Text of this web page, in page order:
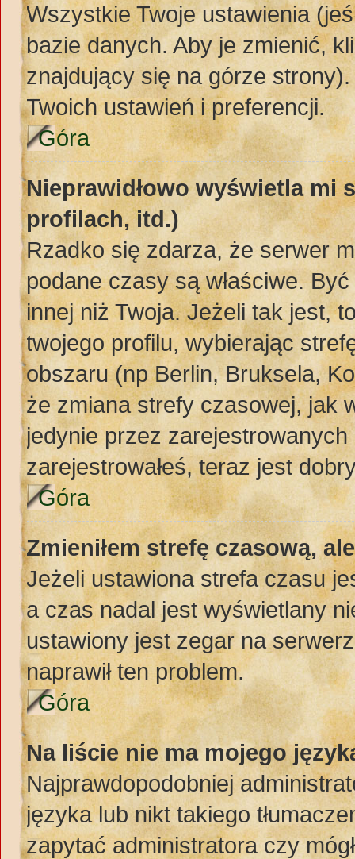
Wszystkie Twoje ustawienia
bazie danych. Aby je zmienić,
znajdujący się na górze
Twoich ustawień i preferencji.
Góra
Nieprawidłowo wyświetla mi
profilach, itd.)
Rzadko się zdarza, że serwer
podane czasy są właściwe.
innej niż Twoja. Jeżeli tak jest,
twojego profilu, wybierając
obszaru (np Berlin, Bruksela,
że zmiana strefy czasowej, jak
jedynie przez
zarejestrowałeś, teraz jest
Góra
Zmieniłem strefę czasową,
Jeżeli ustawiona strefa czasu
a czas nadal jest wyświetlany
ustawiony jest zegar na
naprawił ten problem.
Góra
Na liście nie ma mojego
Najprawdopodobniej
języka lub nikt takiego
zapytać administratora czy